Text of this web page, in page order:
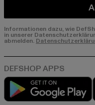
Informationen dazu, wie
in unserer
abmelden.